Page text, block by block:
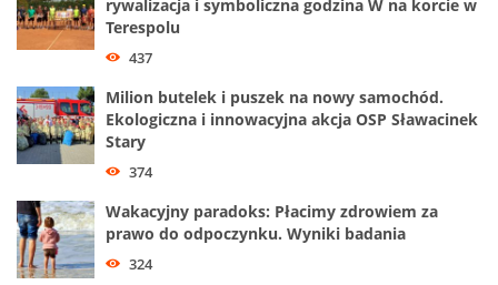
rywalizacja i symboliczna godzina W na korcie w
Terespolu
437
Milion butelek i puszek na nowy samochód.
Ekologiczna i innowacyjna akcja OSP Sławacinek
Stary
374
Wakacyjny paradoks: Płacimy zdrowiem za
prawo do odpoczynku. Wyniki badania
324